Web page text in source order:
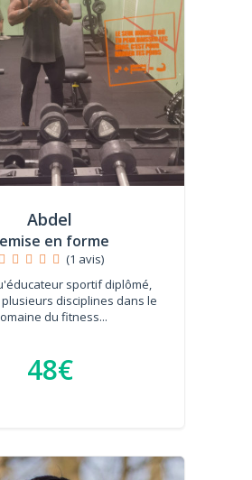
Abdel
en forme
(1 avis)
sportif diplômé,
disciplines dans le
du fitness...
48€